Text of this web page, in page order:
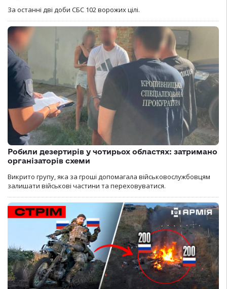
За останні дві доби СБС 102 ворожих цілі.
Робили дезертирів у чотирьох областях: затримано
організаторів схеми
Викрито групу, яка за гроші допомагала військовослужбовцям
залишати військові частини та переховуватися.